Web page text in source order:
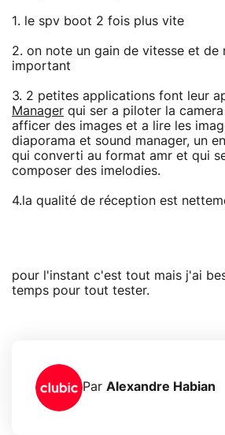
1. le spv boot 2 fois plus vite
2. on note un gain de vitesse et de
important
3. 2 petites applications font leur
Manager qui ser a piloter la camera
afficer des images et a lire les
diaporama et sound manager, un
qui converti au format amr et qui
composer des imelodies.
4.la qualité de réception est
pour l'instant c'est tout mais j'ai
temps pour tout tester.
Par Alexandre Habian